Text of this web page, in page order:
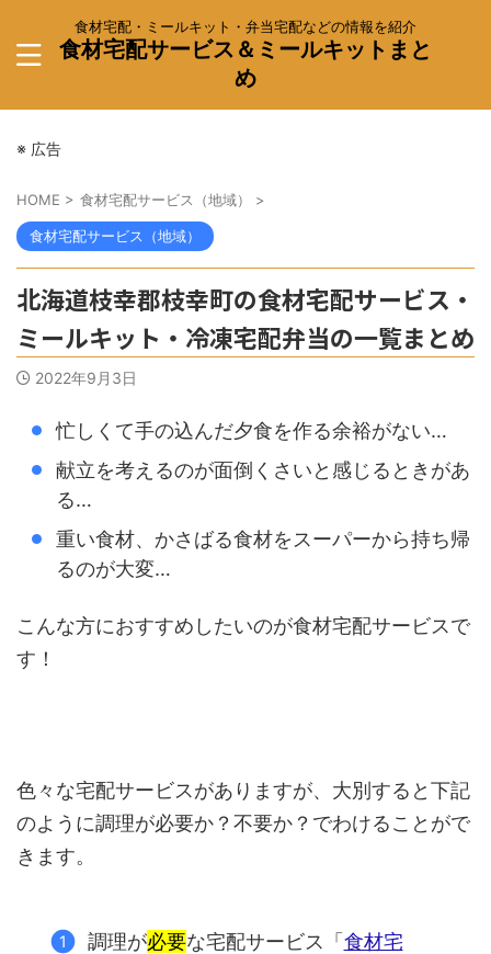
食材宅配・ミールキット・弁当宅配などの情報を紹介
食材宅配サービス＆ミールキットまと
め
※ 広告
HOME > 食材宅配サービス（地域） >
食材宅配サービス（地域）
北海道枝幸郡枝幸町の食材宅配サービス・
ミールキット・冷凍宅配弁当の一覧まとめ
2022年9月3日
忙しくて手の込んだ夕食を作る余裕がない…
献立を考えるのが面倒くさいと感じるときがあ
る…
重い食材、かさばる食材をスーパーから持ち帰
るのが大変…
こんな方におすすめしたいのが食材宅配サービスで
す！
色々な宅配サービスがありますが、大別すると下記
のように調理が必要か？不要か？でわけることがで
きます。
調理が必要な宅配サービス「食材宅